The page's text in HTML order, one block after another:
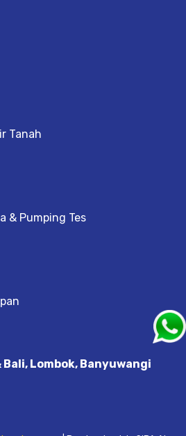
Tanah
& Pumping Tes
Lombok, Banyuwangi